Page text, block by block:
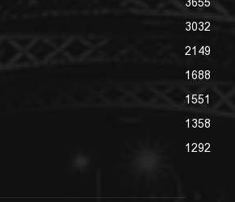
3032
2149
1688
1551
1358
1292